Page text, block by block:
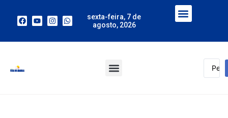
sexta-feira, 7 de
agosto, 2026